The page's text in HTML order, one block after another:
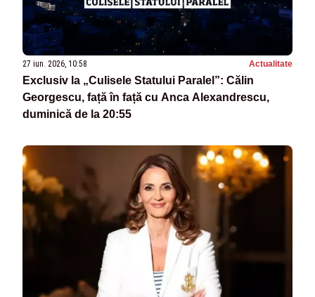
27 iun. 2026, 10:58 Actualitate
Exclusiv la „Culisele Statului Paralel”: Călin
Georgescu, față în față cu Anca Alexandrescu,
duminică de la 20:55